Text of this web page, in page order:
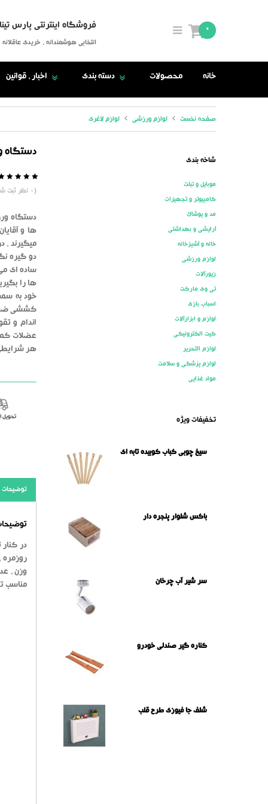
فروشگاه اینترنتی پارس تینا
انتخابی هوشمندانه ، خریدی عاقلانه
0
خانه محصولات دسته بندی اخبار ، قوانین
صفحه نخست لوازم ورزشی لوازم لاغری
دستگاه
50
(
0 نظر ثبت
دستگاه
ها و
میگیرند
دو گیره
ساده ای
ها را
خود به
کششی
اندام و
هر
توضیحات
در
وزن ،
مناسب
شاخه بندی
موبایل و تبلت
کامپیوتر و تجهیزات
مد و پوشاک
آرایشی و بهداشتی
خانه و آشپزخانه
لوازم ورزشی
زیورآلات
تی وی مارکت
اسباب بازی
لوازم و ابزارآلات
کیت الکترونیکی
لوازم التحریر
لوازم پزشکی و سلامت
مواد غذایی
تخفیفات ویژه
سیخ چوبی کباب کوبیده تابه ای
باکس شلوار پنجره دار
سر شیر آب چرخان
کناره گیر صندلی خودرو
شلف جا فیوزی طرح قلب